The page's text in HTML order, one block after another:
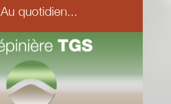
Au quotidien...